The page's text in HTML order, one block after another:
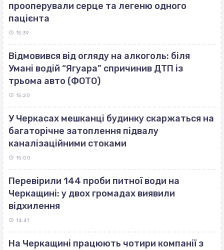
прооперували серце та легеню одного
пацієнта
15:39
Відмовився від огляду на алкоголь: біля
Умані водій “Ягуара” спричинив ДТП із
трьома авто (ФОТО)
15:20
У Черкасах мешканці будинку скаржаться на
багаторічне затоплення підвалу
каналізаційними стоками
15:00
Перевірили 144 проби питної води на
Черкащині: у двох громадах виявили
відхилення
14:41
На Черкащині працюють чотири компанії з